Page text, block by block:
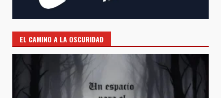
EL CAMINO A LA OSCURIDAD